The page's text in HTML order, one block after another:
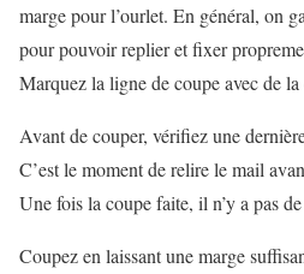
marge pour l’ourlet. En général, on
pour pouvoir replier et fixer
Marquez la ligne de coupe avec de la
Avant de couper, vérifiez une
C’est le moment de relire le mail
Une fois la coupe faite, il n’y a pas
Coupez en laissant une marge